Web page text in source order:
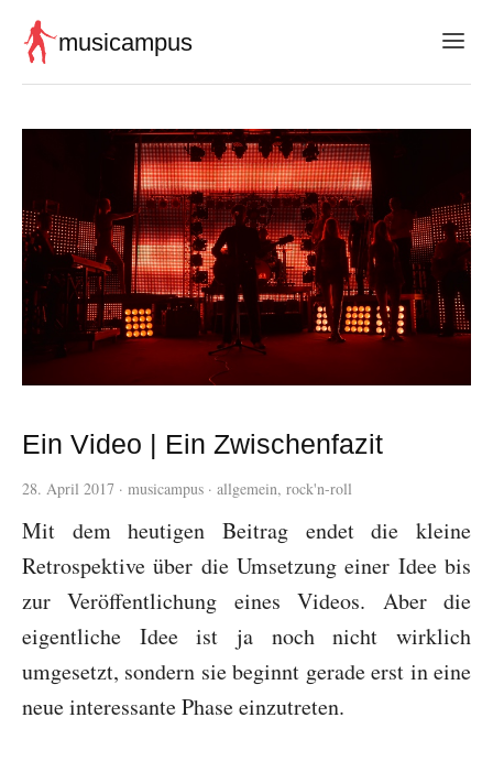
musicampus
Ein Video | Ein Zwischenfazit
28. April 2017 · musicampus · allgemein, rock'n-roll
Mit dem heutigen Beitrag endet die kleine
Retrospektive über die Umsetzung einer Idee bis
zur Veröffentlichung eines Videos. Aber die
eigentliche Idee ist ja noch nicht wirklich
umgesetzt, sondern sie beginnt gerade erst in eine
neue interessante Phase einzutreten.